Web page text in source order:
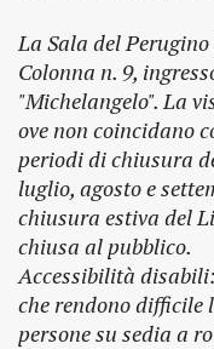
La Sala del
Colonna n. 9,
"Michelangelo". La
ove non coincidano
periodi di chiusura
luglio, agosto e
chiusura estiva del
chiusa al pubblico.
Accessibilità
che rendono difficile
persone su sedia a